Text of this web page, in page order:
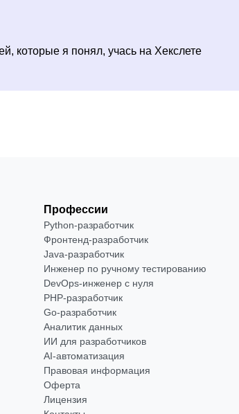
которые я понял, учась на Хекслете
Профессии
Python-разработчик
Фронтенд-разработчик
Java-разработчик
Инженер по ручному тестированию
DevOps-инженер с нуля
РНР-разработчик
Go-разработчик
Аналитик данных
ИИ для разработчиков
AI-автоматизация
Правовая информация
Оферта
Лицензия